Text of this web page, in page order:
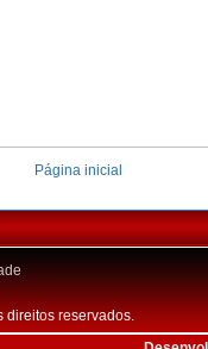
Página inicial
direitos reservados.